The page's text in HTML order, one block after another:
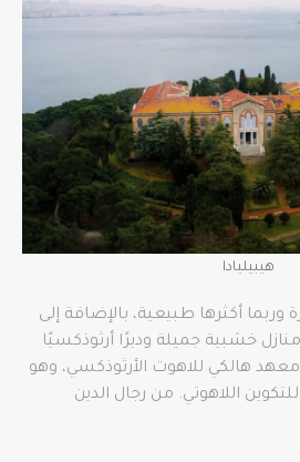
هيبيليادا
وربما أكثرها طبيعية، بالإضافة إلى
خشبية جميلة وديرًا أرثوذكسيًا
ومعهد هالكي للاهوت الأرثوذكسي، وهو
اللاهوتي. من رجال الدين